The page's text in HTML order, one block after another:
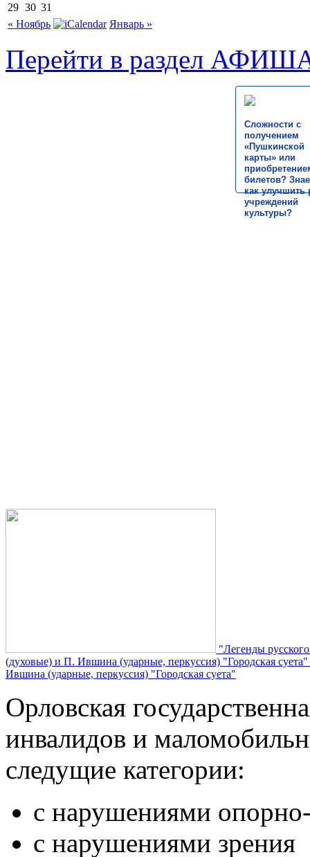
29 30 31
« Ноябрь
Январь »
Перейти в раздел
Сложности с
получением
«Пушкинской
карты» или
билетов?
как улучшить
учреждений
культуры?
"Легенды
(духовые) и П. Ившина (ударные, перкуссия) "Городская суета"
Ившина (ударные, перкуссия) "Городская суета"
Орловская
инвалидов и
следущие категории:
с нарушениями опорно-
с нарушениями зрения